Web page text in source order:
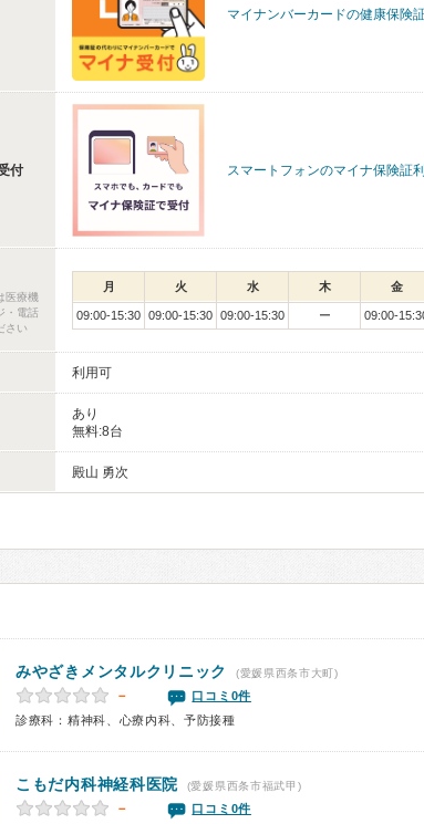
マイナンバーカードの健康保険
付 スマートフォンのマイナ保険証
医療機
・電話
さい
月 火 水 木 金
09:00-15:30 09:00-15:30 09:00-15:30 ー 09:00-
利用可
あり
無料:8台
殿山 勇次
みやざきメンタルクリニック (愛媛県西条市大町)
－
口コミ0件
診療科：精神科、心療内科、予防接種
こもだ内科神経科医院 (愛媛県西条市福武甲)
－ 口コミ0件